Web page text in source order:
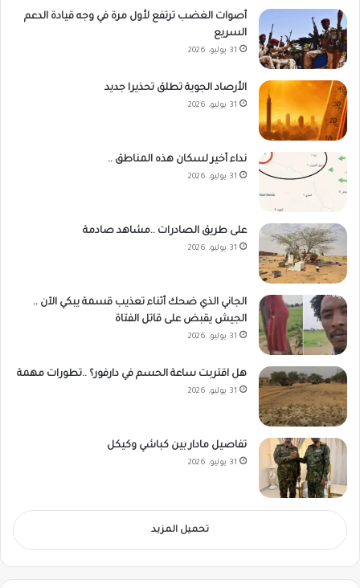
أصوات الغضب ترتفع لأول مرة في وجه قيادة الدعم
السريع
31 يوليو، 2026
الأرصاد الجوية تطلق تحذيرا جديد
31 يوليو، 2026
نداء أخير لسكان هذه المناطق ..
31 يوليو، 2026
على طريق الصادرات ..مشاهد صادمة
31 يوليو، 2026
الجاني الذي ضحك أثناء تعذيب قسمة يبكي الآن ..
الجيش يقبض على قاتل الفتاة
31 يوليو، 2026
هل اقتربت ساعة الحسم في دارفور؟ ..تطورات مهمة
31 يوليو، 2026
تفاصيل مادار بين كباشي وكيكل
31 يوليو، 2026
تحميل المزيد